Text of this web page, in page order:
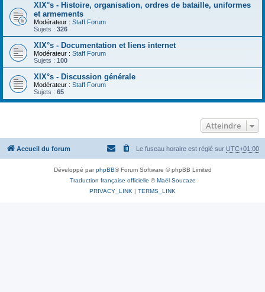
XIX°s - Histoire, organisation, ordres de bataille, uniformes
et armements
Modérateur : Staff Forum
Sujets : 326
XIX°s - Documentation et liens internet
Modérateur : Staff Forum
Sujets : 100
XIX°s - Discussion générale
Modérateur : Staff Forum
Sujets : 65
Atteindre
Accueil du forum Le fuseau horaire est réglé sur UTC+01:00
Développé parphpBB® Forum Software © phpBB Limited
Traduction française officielle ©Maël Soucaze
PRIVACY_LINK | TERMS_LINK